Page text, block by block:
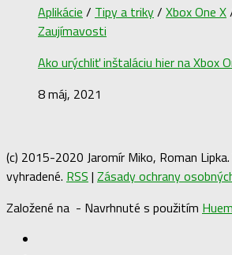
Aplikácie / Tipy a triky/ Xbox One X
Zaujímavosti
Ako urýchliť inštaláciu hier na Xbox
8 máj, 2021
(c) 2015-2020 Jaromír Miko, Roman
vyhradené. RSS | Zásady ochrany
Založené na - Navrhnuté s použitím